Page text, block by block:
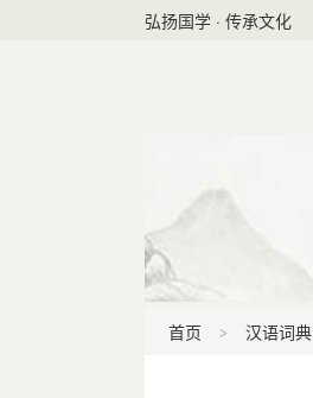
弘扬国学 · 传承文化
首页 汉语词典